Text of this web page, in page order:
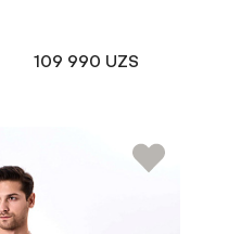
109 990 UZS